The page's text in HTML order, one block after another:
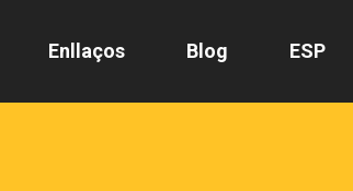
Enllaços Blog ESP